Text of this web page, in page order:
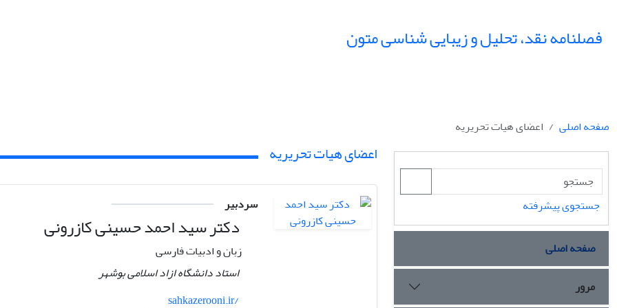
فصلنامه نقد، تحلیل و زیبایی شناسی متون
صفحه اصلی اعضای هیات تحریریه
جستجوی پیشرفته
صفحه اصلی
مرور
اعضای هیات تحریریه
سردبیر
دکتر سید احمد حسینی کازرونی
زبان و ادبیات فارسی
استاد دانشگاه ازاد اسلامی بوشهر
sahkazerooni.ir/